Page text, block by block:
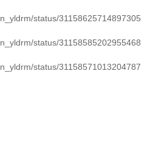
status/31158625714897305
status/31158585202955468
status/31158571013204787